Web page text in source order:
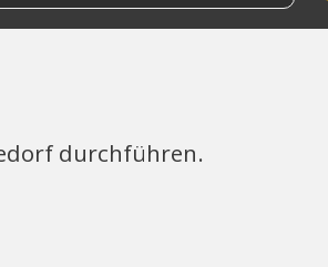
durchführen.